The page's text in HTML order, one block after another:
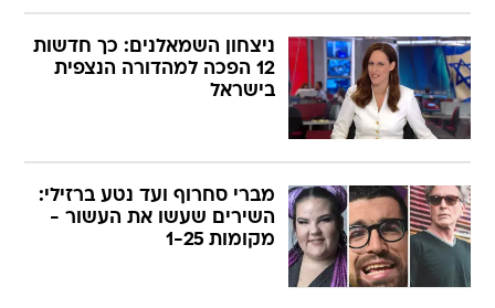
ניצחון השמאלנים: כך חדשות
12 הפכה למהדורה הנצפית
בישראל
מברי סחרוף ועד נטע ברזילי:
השירים שעשו את העשור -
מקומות 1-25